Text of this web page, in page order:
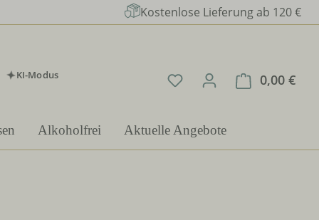
Kostenlose Lieferung ab 120 €
KI-Modus Du hast 0 Produkte auf
0,00 €
Alkoholfrei Aktuelle Angebote